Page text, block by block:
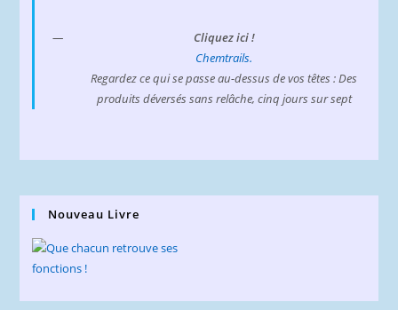
Cliquez ici !
Chemtrails.
Regardez ce qui se passe au-dessus de vos têtes : Des
produits déversés sans relâche, cinq jours sur sept
Nouveau Livre